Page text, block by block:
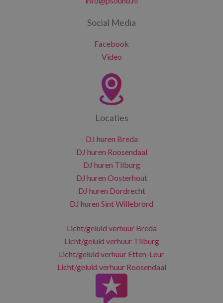
Social Media
Facebook
Video
Locaties
DJ huren Breda
DJ huren Roosendaal
DJ huren Tilburg
DJ huren Oosterhout
DJ huren Dordrecht
DJ huren Sint Willebrord
Licht/geluid verhuur Breda
Licht/geluid verhuur Tilburg
Licht/geluid verhuur Etten-Leur
Licht/geluid verhuur Roosendaal